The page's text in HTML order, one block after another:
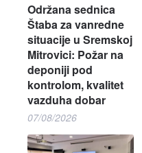
Održana sednica
Štaba za vanredne
situacije u Sremskoj
Mitrovici: Požar na
deponiji pod
kontrolom, kvalitet
vazduha dobar
07/08/2026